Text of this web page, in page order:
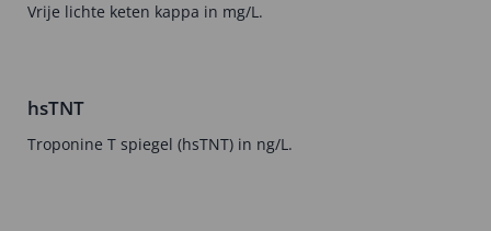
Vrije lichte keten kappa in mg/L.
hsTNT
Troponine T spiegel (hsTNT) in ng/L.